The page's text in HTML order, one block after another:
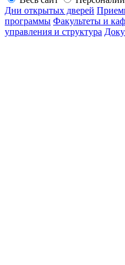
Дни открытых дверей
программы Факультеты и
управления и структура